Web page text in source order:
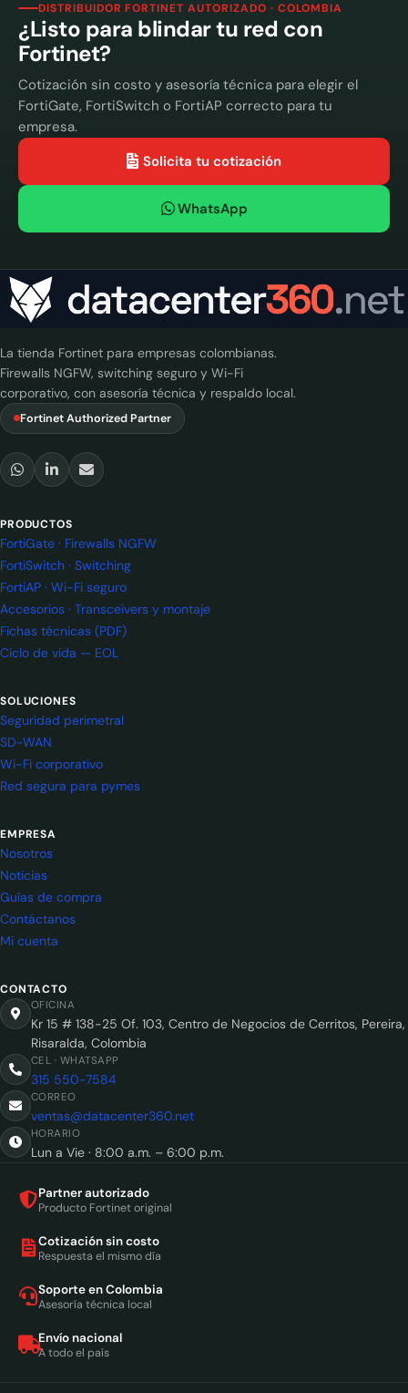
DISTRIBUIDOR FORTINET AUTORIZADO · COLOMBIA
¿Listo para blindar tu red con
Fortinet?
Cotización sin costo y asesoría técnica para elegir el
FortiGate, FortiSwitch o FortiAP correcto para tu
empresa.
Solicita tu cotización
WhatsApp
La tienda Fortinet para empresas colombianas.
Firewalls NGFW, switching seguro y Wi-Fi
corporativo, con asesoría técnica y respaldo local.
Fortinet Authorized Partner
PRODUCTOS
FortiGate · Firewalls NGFW
FortiSwitch · Switching
FortiAP · Wi-Fi seguro
Accesorios · Transceivers y montaje
Fichas técnicas (PDF)
Ciclo de vida — EOL
SOLUCIONES
Seguridad perimetral
SD-WAN
Wi-Fi corporativo
Red segura para pymes
EMPRESA
Nosotros
Noticias
Guías de compra
Contáctanos
Mi cuenta
CONTACTO
OFICINA
Kr 15 # 138-25 Of. 103, Centro de Negocios de Cerritos, Pereira,
Risaralda, Colombia
CEL · WHATSAPP
315 550-7584
CORREO
ventas@datacenter360.net
HORARIO
Lun a Vie · 8:00 a.m. – 6:00 p.m.
Partner autorizado
Producto Fortinet original
Cotización sin costo
Respuesta el mismo día
Soporte en Colombia
Asesoría técnica local
Envío nacional
A todo el país